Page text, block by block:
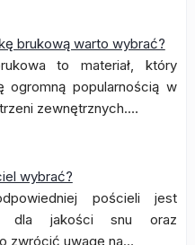
brukową warto wybrać?
to materiał, który
ogromną popularnością w
zewnętrznych.…
wybrać?
pościeli jest
dla jakości snu oraz
zwrócić uwagę na…